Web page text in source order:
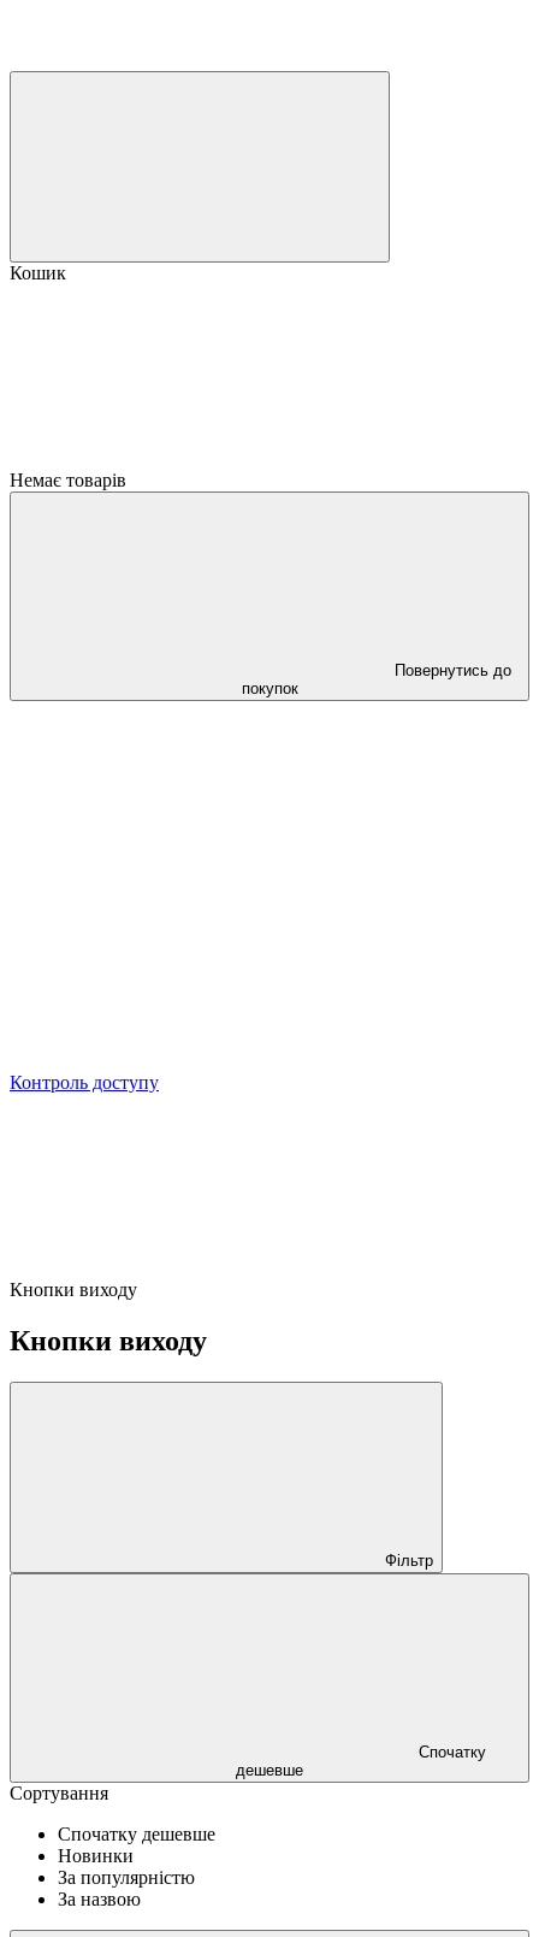
Кошик
Немає товарів
Повернутись до
покупок
Контроль доступу
Кнопки виходу
Кнопки виходу
Фільтр
Спочатку
дешевше
Сортування
Спочатку дешевше
Новинки
За популярністю
За назвою